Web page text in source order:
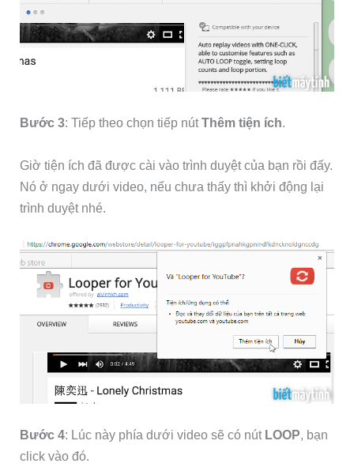
Bước 3: Tiếp theo chọn tiếp nútThêm tiện ích.
Giờ tiện ích đã được cài vào trình duyệt của bạn rồi đấy.
Nó ở ngay dưới video, nếu chưa thấy thì khởi động lại
trình duyệt nhé.
Bước 4: Lúc này phía dưới video sẽ có nút LOOP, bạn
click vào đó.